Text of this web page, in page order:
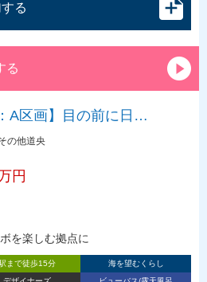
る
る
A区画】目の前に日…
の他道央
円
を楽しむ拠点に
まで徒歩15分
海を望むくらし